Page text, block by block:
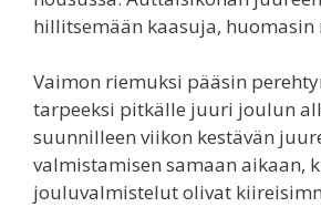
hillitsemään kaasuja, huomasin
Vaimon riemuksi pääsin
tarpeeksi pitkälle juuri joulun
suunnilleen viikon kestävän
valmistamisen samaan aikaan,
jouluvalmistelut olivat